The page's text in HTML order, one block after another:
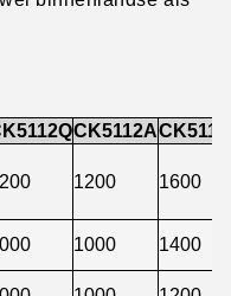
CK5112A
1200 1600
1000
1400